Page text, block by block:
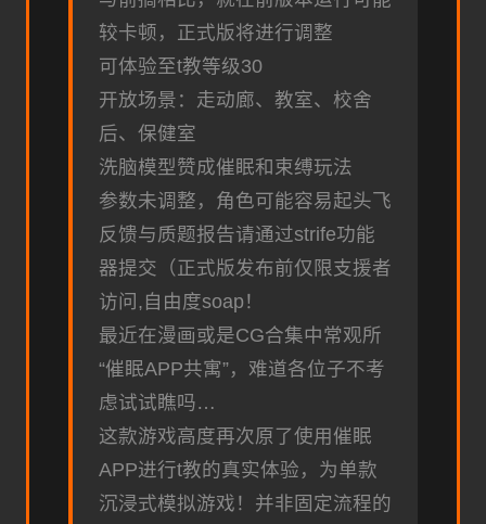
较卡顿，正式版将进行调整
可体验至t教等级30
开放场景：走动廊、教室、校舍
后、保健室
洗脑模型赞成催眠和束缚玩法
参数未调整，角色可能容易起头飞
反馈与质题报告请通过strife功能
器提交（正式版发布前仅限支援者
访问,自由度soap！
最近在漫画或是CG合集中常观所
“催眠APP共寓”，难道各位子不考
虑试试瞧吗…
这款游戏高度再次原了使用催眠
APP进行t教的真实体验，为单款
沉浸式模拟游戏！并非固定流程的